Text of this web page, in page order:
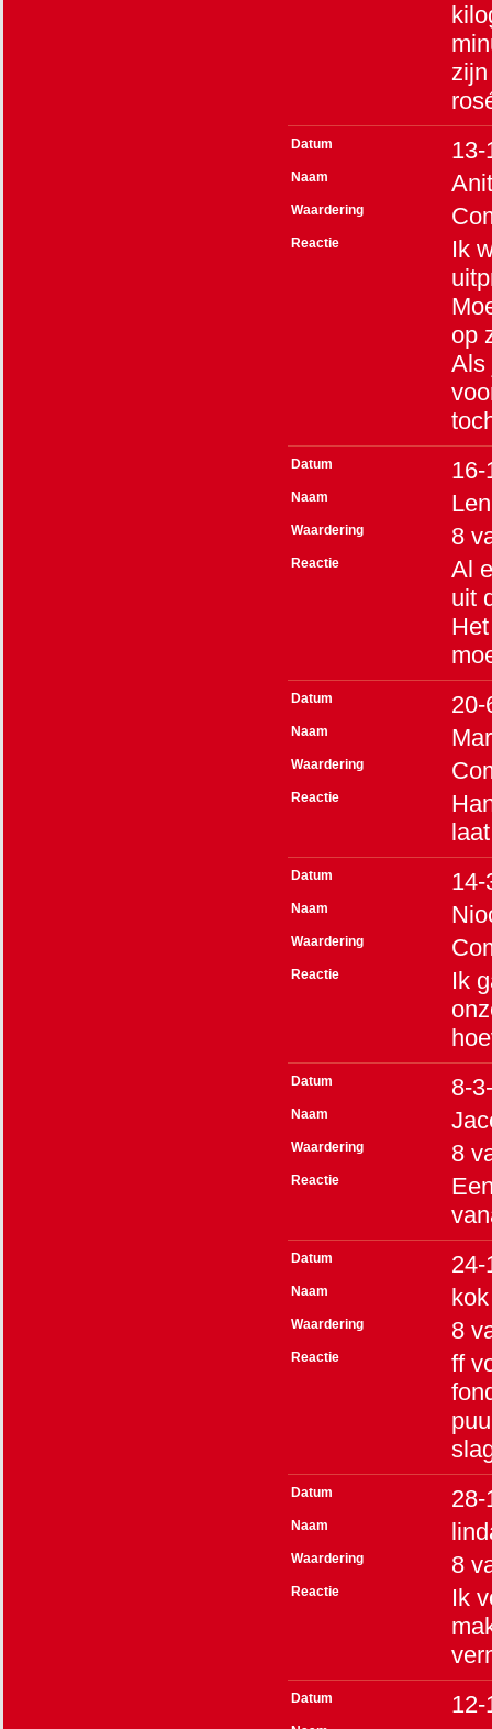
Datum 13-
Naam
Waardering
Reactie
Ik
op
Als
Datum 16-
Naam
Waardering 8
Reactie
Al
uit
Datum 20-
Naam
Waardering
Reactie
Datum 14-
Naam
Waardering
Reactie
Ik
Datum 8-
Naam
Waardering 8
Reactie
Datum 24-
Naam kok
Waardering 8
Reactie
ff
Datum 28-
Naam
Waardering 8
Reactie
Ik
Datum 12-